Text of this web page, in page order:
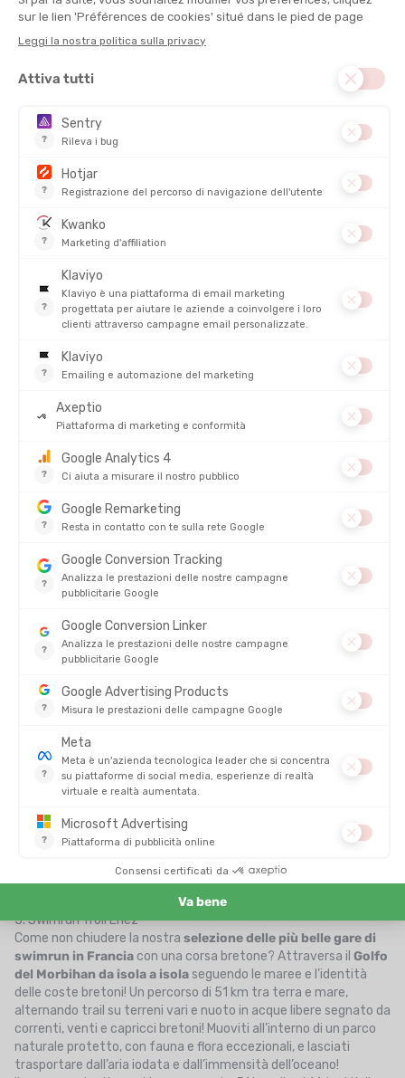
Per questo hai 4 formati:
su 1,5 km in coppia! Puoi gareggiare tra adulto e bambino!
nuoto su 2,7 km in coppia! Puoi gareggiare tra adulto e bambino
audace: 20 km, 5 tratti di corsa su 17 km e 6 tratti di nuoto su
3 km in coppia!
su 7 km in coppia!
Il piccolo extra? Gare miste tra bambini e adulti e un’Ambitiosa a
staffetta!
4. Swimrun Embrun Serre-Ponçon
Nascosto nel cuore delle Hautes-Alpes
massicci vertiginosi degli Écrins,il lago di Serre-Ponçon e la
di swimrun che vi si avventurano! Riflettendo cime che superano
i 2000 m, il lago di Serre-Ponçon mostra le sue acque di colore
nel cuore di questo spettacolo percorrendo i sentieri che
dominano il lago e avventurandoti nelle sue acque blu!
Sprint: 11 km, 6 tratti di corsa su 8,2 km di cui uno lungo 4,8
km, 5 tratti di nuoto su 2,8 km di cui uno lungo 800 m, 296 m D+,
in coppia o in solo!
Classic: 23,6 km, 9 tratti di corsa su 19,25 km di cui uno lungo
8,2 km, 8 tratti di nuoto su 4,35 km di cui uno lungo 800 m, 747
m D+, in coppia o in solo!
15,8 km, 9 tratti di nuoto su 7,2 km di cui uno lungo 2,35 km,
1303 m D+, in coppia!
all’alba, per sensazioni di libertà fuori dal tempo!
5. Swimrun Troll Enez
Come non chiudere la nostra selezione delle più belle gare di
swimrun in Francia con una corsa bretone? Attraversa il Golfo
del Morbihan da isola a isolaseguendo le maree e l’identità
delle coste bretoni! Un percorso di 51 km tra terra e mare,
alternando trail su terreni vari e nuoto in acque libere segnato da
correnti, venti e capricci bretoni! Muoviti all’interno di un parco
naturale protetto, con fauna e flora eccezionali, e lasciati
trasportare dall’aria iodata e dall’immensità dell’oceano!